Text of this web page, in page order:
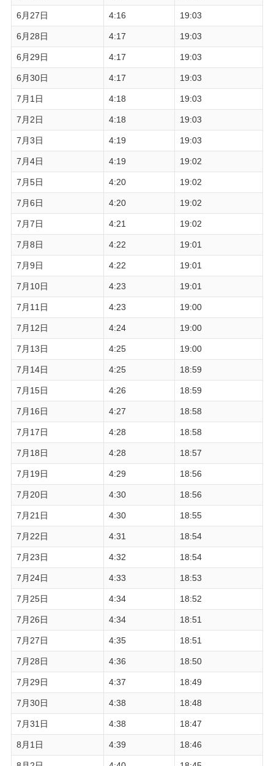
6月27日 4:16 19:03
6月28日 4:17 19:03
6月29日 4:17 19:03
6月30日 4:17 19:03
7月1日 4:18 19:03
7月2日 4:18 19:03
7月3日 4:19 19:03
7月4日 4:19 19:02
7月5日 4:20 19:02
7月6日 4:20 19:02
7月7日 4:21 19:02
7月8日 4:22 19:01
7月9日 4:22 19:01
7月10日 4:23 19:01
7月11日 4:23 19:00
7月12日 4:24 19:00
7月13日 4:25 19:00
7月14日 4:25 18:59
7月15日 4:26 18:59
7月16日 4:27 18:58
7月17日 4:28 18:58
7月18日 4:28 18:57
7月19日 4:29 18:56
7月20日 4:30 18:56
7月21日 4:30 18:55
7月22日 4:31 18:54
7月23日 4:32 18:54
7月24日 4:33 18:53
7月25日 4:34 18:52
7月26日 4:34 18:51
7月27日 4:35 18:51
7月28日 4:36 18:50
7月29日 4:37 18:49
7月30日 4:38 18:48
7月31日 4:38 18:47
8月1日 4:39 18:46